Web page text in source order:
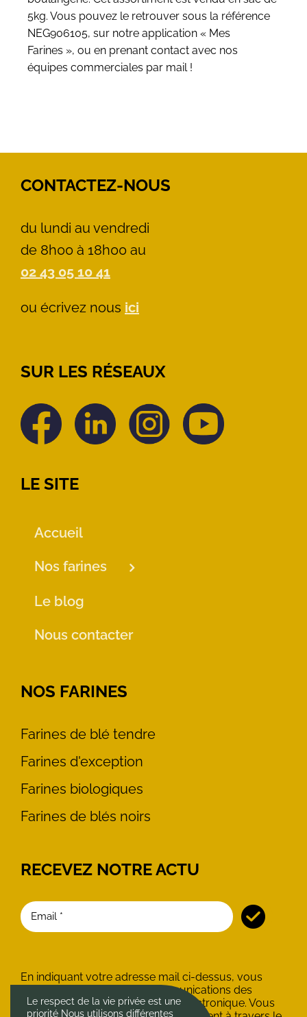
5kg. Vous pouvez le retrouver sous la référence
NEG906105, sur notre application « Mes
Farines », ou en prenant contact avec nos
équipes commerciales par mail !
CONTACTEZ-NOUS
du lundi au vendredi
de 8h00 à 18h00 au
02 43 05 10 41
ou écrivez nous ici
LE SITE
Accueil
Nos farines
Le blog
Nous contacter
NOS FARINES
Farines de blé tendre
Farines d'exception
Farines biologiques
Farines de blés noirs
SUR LES RÉSEAUX
RECEVEZ NOTRE ACTU
En indiquant votre adresse mail ci-dessus, vous
consentez à recevoir les communications des
Minoteries du Château par voie électronique. Vous
Le respect de la vie privée est une
priorité Nous utilisons différentes